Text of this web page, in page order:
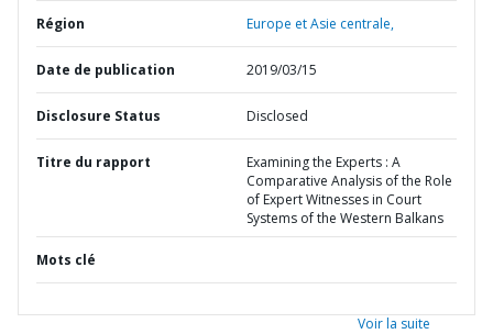
Région Europe et Asie centrale,
Date de publication 2019/03/15
Disclosure Status Disclosed
Titre du rapport
Examining the Experts : A
Comparative Analysis of the Role
of Expert Witnesses in Court
Systems of the Western Balkans
Mots clé
Voir la suite